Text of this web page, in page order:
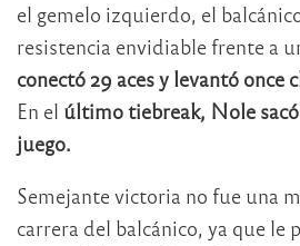
el gemelo izquierdo, el
resistencia envidiable frente a
conectó 29 aces y levantó once
En el último tiebreak, Nole
juego.
Semejante victoria no fue una
carrera del balcánico, ya que le